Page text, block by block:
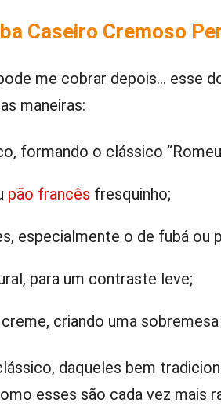
Caseiro Cremoso
me cobrar depois… esse
maneiras:
formando o clássico
pão francês fresquinho;
especialmente o de fubá ou
para um contraste leve;
criando uma sobremesa
daqueles bem
esses são cada vez mais